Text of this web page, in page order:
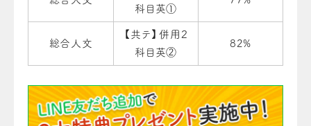
科目英①
総合人文
【共テ】併用２
科目英②
82%